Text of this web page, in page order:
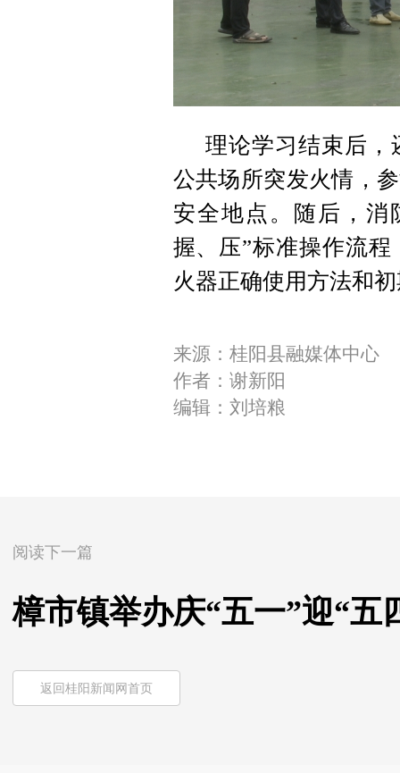
理论学习结束后，
公共场所突发火情，
安全地点。随后，消
握、压”标准操作流
火器正确使用方法和
来源：桂阳县融媒体中心
作者：谢新阳
编辑：刘培粮
阅读下一篇
樟市镇举办庆“五一”迎“五
返回桂阳新闻网首页